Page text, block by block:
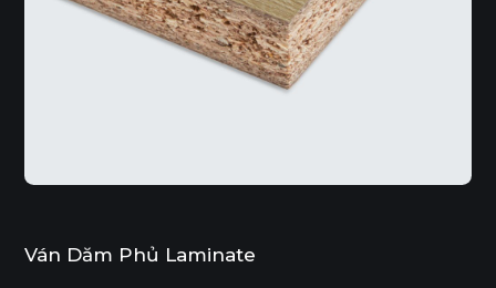
Ván Dăm Phủ Laminate